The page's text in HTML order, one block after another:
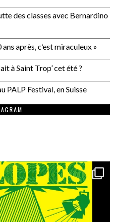
des classes avec Bernardino
après, c’est miraculeux »
à Saint Trop’ cet été ?
PALP Festival, en Suisse